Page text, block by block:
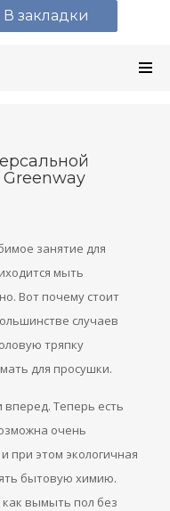
занятие для
мыть
Вот почему стоит
случаев
тряпку
для просушки.
Теперь есть
очень
при этом экологичная
бытовую химию.
как вымыть пол без
В закладки